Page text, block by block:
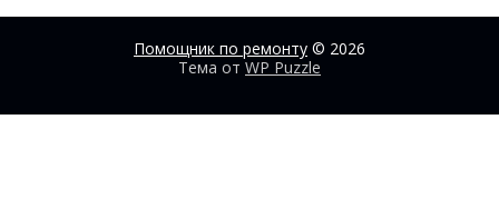
Помощник по ремонту © 2026
Тема от WP Puzzle